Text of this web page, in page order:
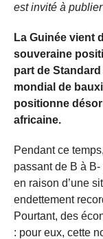
est invité à
La Guinée vient
souveraine
part de
mondial de
positionne
africaine.
Pendant ce
passant de B à
en raison d’une
endettement
Pourtant, des
: pour eux, cette